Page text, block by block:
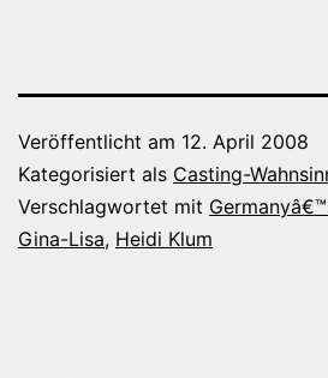
Veröffentlicht am 12. April 2008
Kategorisiert als Casting-
Verschlagwortet mit
Gina-Lisa, Heidi Klum